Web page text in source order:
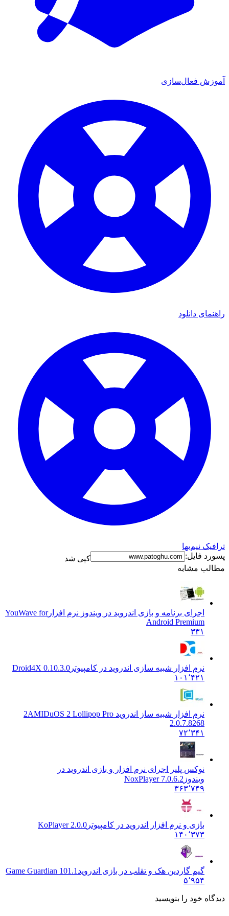
فعال‌سازی
دانلود
نیم‌بها
فایل:
کپی شد
مشابه
اجرای برنامه و بازی اندروید در ویندوز نرم افزارYouWave for
Android Premium
نرم افزار شبیه سازی اندروید در کامپیوترDroid4X 0.10.3.0
۱۰۱٬۴۲۱
نرم افزار شبیه ساز اندروید 2AMIDuOS 2 Lollipop Pro
2.0.7.8268
۷۲٬۳۴۱
نوکس پلیر اجرای نرم افزار و بازی اندروید در
NoxPlayer 7.0.6.2
۳۶۳٬۷۴۹
بازی و نرم افزار اندروید در کامپیوترKoPlayer 2.0.0
۱۴۰٬۳۷۳
گیم گاردین هک و تقلب در بازی اندروید Game Guardian 101.1
خود را بنویسید